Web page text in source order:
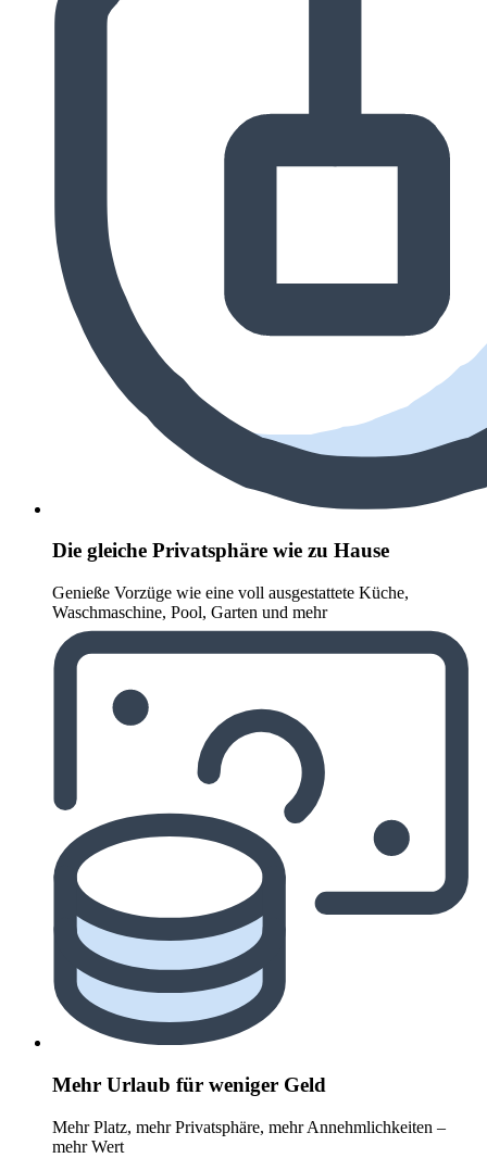
Die gleiche Privatsphäre wie zu Hause
Genieße Vorzüge wie eine voll ausgestattete Küche,
Waschmaschine, Pool, Garten und mehr
Mehr Urlaub für weniger Geld
Mehr Platz, mehr Privatsphäre, mehr Annehmlichkeiten –
mehr Wert